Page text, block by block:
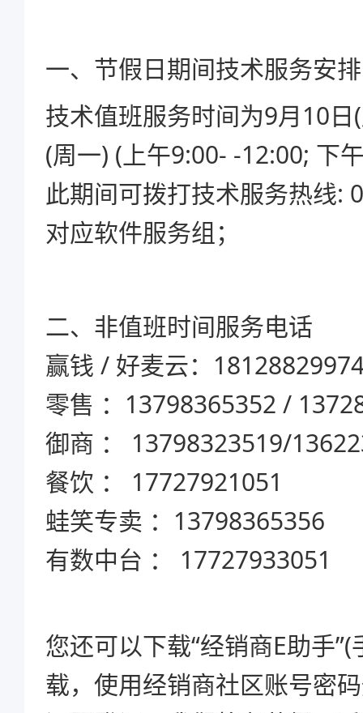
一、节假日期间技术服务安排
技术值班服务时间为9月10
(周一) (上午9:00- -12:00; 下
此期间可拨打技术服务热线:
对应软件服务组；
二、非值班时间服务电话
赢钱 / 好麦云：
零售 ：13798365352 /
御商 ： 13798323519/
餐饮 ： 17727921051
蛙笑专卖 ：13798365356
有数中台 ： 17727933051
您还可以下载“经销商E助手
载，使用经销商社区账号密